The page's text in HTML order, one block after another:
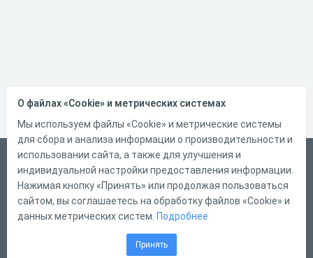
Русский
Справка
Форма обратной связи
О файлах «Cookie» и метрических системах
Мы используем файлы «Cookie» и метрические системы
для сбора и анализа информации о производительности и
использовании сайта, а также для улучшения и
индивидуальной настройки предоставления информации.
Нажимая кнопку «Принять» или продолжая пользоваться
сайтом, вы соглашаетесь на обработку файлов «Cookie» и
данных метрических систем. Подробнее
Принять